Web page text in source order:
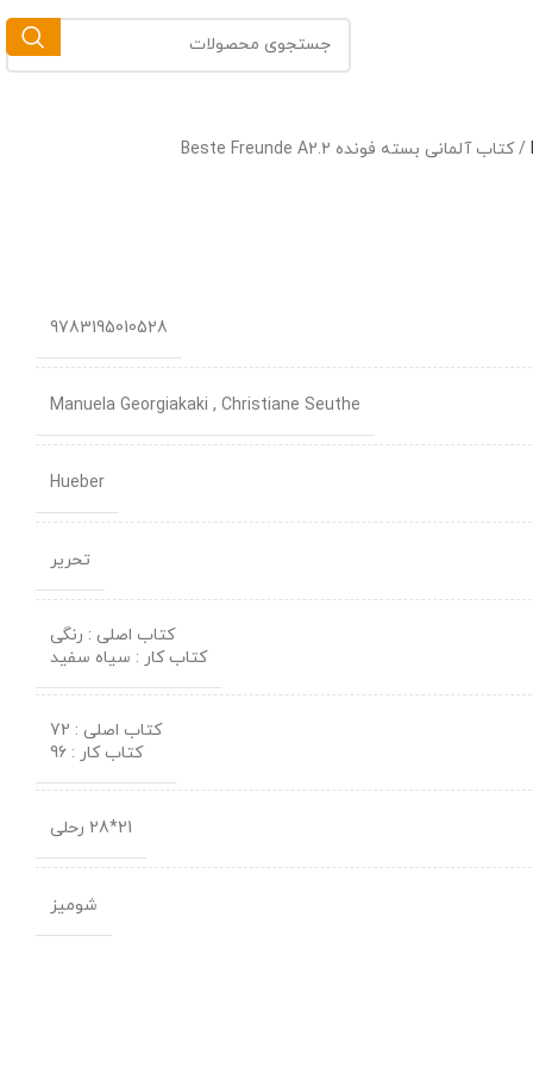
/کتاب آلمانی بسته فونده Beste Freunde A2.2
9783195010528
Manuela Georgiakaki , Christiane Seuthe
Hueber
تحریر
کتاب اصلی : رنگی
کتاب کار : سیاه سفید
کتاب اصلی : 72
کتاب کار : 96
21*28 رحلی
شومیز